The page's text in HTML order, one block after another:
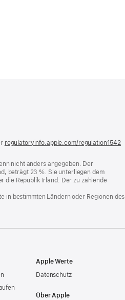
regulatoryinfo.apple.com/regulation1542
nicht anders angegeben. Der
beträgt 23 %. Sie unterliegen dem
die Republik Irland. Der zu zahlende
in bestimmten Ländern oder Regionen des
Apple Werte
Datenschutz
Über Apple